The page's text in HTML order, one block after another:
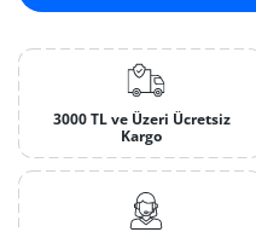
3000 TL ve Üzeri Ücretsiz
Kargo